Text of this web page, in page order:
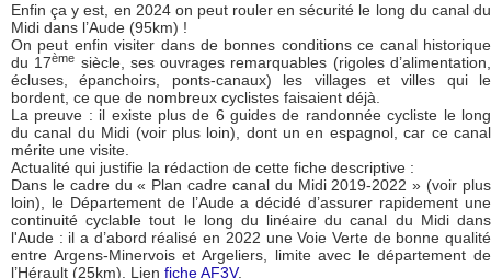
Enfin ça y est, en 2024 on peut rouler en sécurité le long du canal du
Midi dans l’Aude (95km) !
On peut enfin visiter dans de bonnes conditions ce canal historique
du 17ème siècle, ses ouvrages remarquables (rigoles d’alimentation,
écluses, épanchoirs, ponts-canaux) les villages et villes qui le
bordent, ce que de nombreux cyclistes faisaient déjà.
La preuve : il existe plus de 6 guides de randonnée cycliste le long
du canal du Midi (voir plus loin), dont un en espagnol, car ce canal
mérite une visite.
Actualité qui justifie la rédaction de cette fiche descriptive :
Dans le cadre du « Plan cadre canal du Midi 2019-2022 » (voir plus
loin), le Département de l’Aude a décidé d’assurer rapidement une
continuité cyclable tout le long du linéaire du canal du Midi dans
l'Aude : il a d’abord réalisé en 2022 une Voie Verte de bonne qualité
entre Argens-Minervois et Argeliers, limite avec le département de
l’Hérault (25km). Lien fiche AF3V.